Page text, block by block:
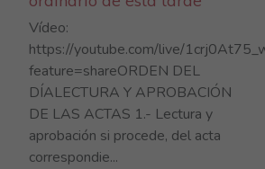
Vídeo:
https://youtube.com/live/
feature=shareORDEN DEL
DÍALECTURA Y APROBACIÓN
DE LAS ACTAS 1.- Lectura y
aprobación si procede, del acta
correspondie...